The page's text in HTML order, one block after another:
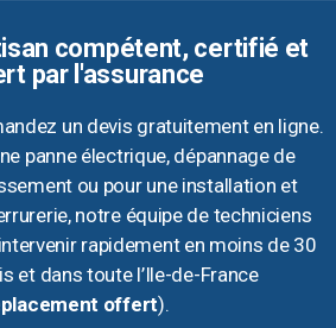
compétent, certifié et
par l'assurance
un devis gratuitement en ligne.
panne électrique, dépannage de
ou pour une installation et
notre équipe de techniciens
rapidement en moins de 30
et dans toute l’Ile-de-France
offert).